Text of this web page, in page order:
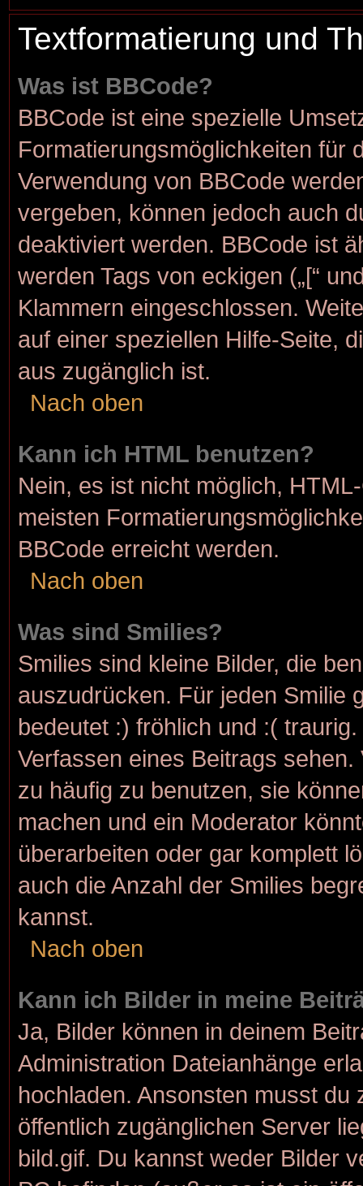
Textformatierung und
Was ist BBCode?
BBCode ist eine spezielle
Formatierungsmöglichkeiten für
Verwendung von BBCode
vergeben, können jedoch auch
deaktiviert werden. BBCode ist
werden Tags von eckigen („[“
Klammern eingeschlossen.
auf einer speziellen Hilfe-Seite,
aus zugänglich ist.
Nach oben
Kann ich HTML benutzen?
Nein, es ist nicht möglich,
meisten
BBCode erreicht werden.
Nach oben
Was sind Smilies?
Smilies sind kleine Bilder, die
auszudrücken. Für jeden Smilie
bedeutet :) fröhlich und :(
Verfassen eines Beitrags
zu häufig zu benutzen, sie
machen und ein Moderator
überarbeiten oder gar komplett
auch die Anzahl der Smilies
kannst.
Nach oben
Kann ich Bilder in meine
Ja, Bilder können in deinem
Administration Dateianhänge
hochladen. Ansonsten musst
öffentlich zugänglichen Server
bild.gif. Du kannst weder Bilder